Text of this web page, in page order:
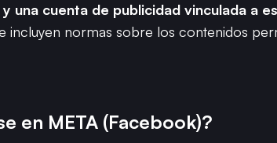
una cuenta de publicidad vinculada a
incluyen normas sobre los contenidos
en META (Facebook)?